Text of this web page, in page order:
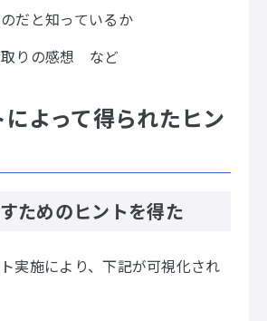
だと知っているか
りの感想 など
よって得られたヒン
ためのヒントを得た
実施により、下記が可視化され